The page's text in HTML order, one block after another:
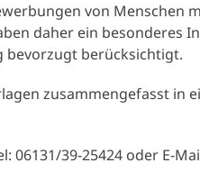
von
daher ein besonderes
bevorzugt berücksichtigt.
zusammengefasst in
06131/39-25424 oder E-